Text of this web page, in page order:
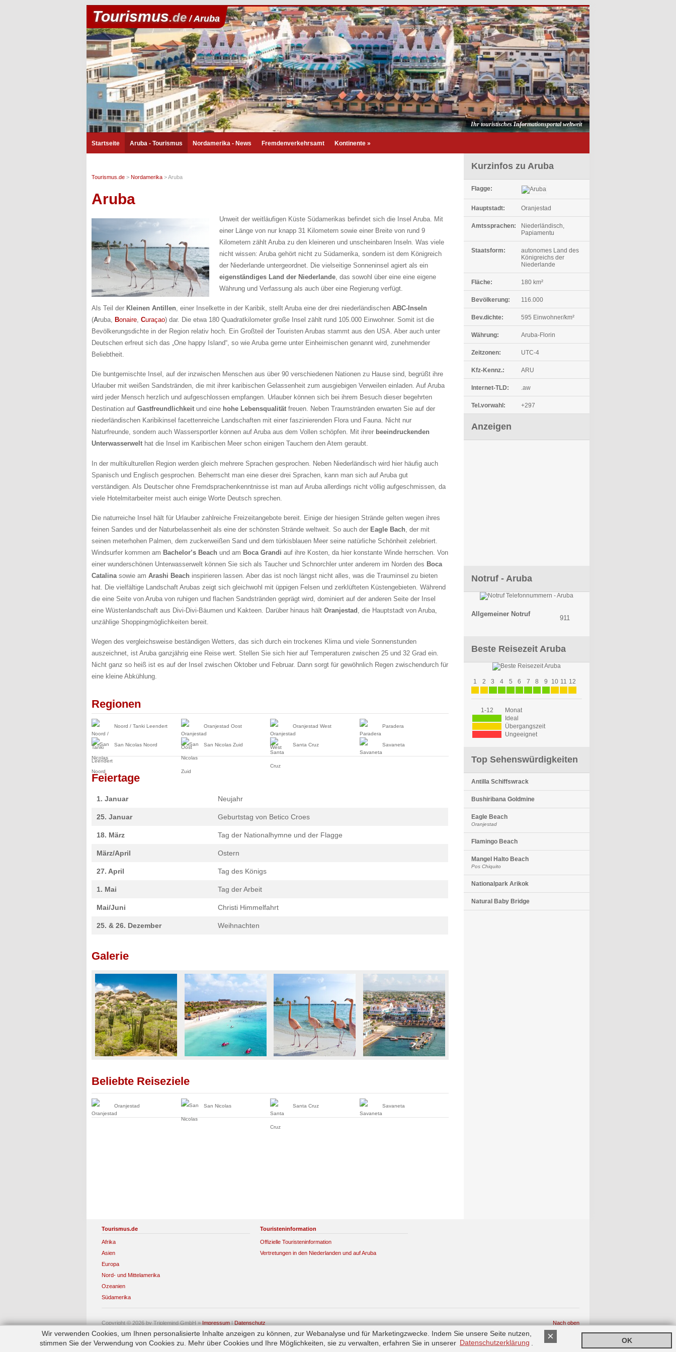
Tourismus.de/ Aruba
Ihr touristisches Informationsportal weltweit
Startseite Aruba - Tourismus Nordamerika - News Fremdenverkehrsamt Kontinente »
Tourismus.de > Nordamerika >Aruba
Aruba
Unweit der weitläufigen Küste Südamerikas befindet sich die Insel Aruba. Mit
einer Länge von nur knapp 31 Kilometern sowie einer Breite von rund 9
Kilometern zählt Aruba zu den kleineren und unscheinbaren Inseln. Was viele
nicht wissen: Aruba gehört nicht zu Südamerika, sondern ist dem Königreich
der Niederlande untergeordnet. Die vielseitige Sonneninsel agiert als ein
eigenständiges Land der Niederlande , das sowohl über eine eine eigene
Währung und Verfassung als auch über eine Regierung verfügt.
Als Teil der Kleinen Antillen, einer Inselkette in der Karibik, stellt Aruba eine der drei niederländischen ABC-Inseln
(Aruba, Bonaire, Curaçao) dar. Die etwa 180 Quadratkilometer große Insel zählt rund 105.000 Einwohner. Somit ist die
Bevölkerungsdichte in der Region relativ hoch. Ein Großteil der Touristen Arubas stammt aus den USA. Aber auch unter
Deutschen erfreut sich das „One happy Island“, so wie Aruba gerne unter Einheimischen genannt wird, zunehmender
Beliebtheit.
Die buntgemischte Insel, auf der inzwischen Menschen aus über 90 verschiedenen Nationen zu Hause sind, begrüßt ihre
Urlauber mit weißen Sandstränden, die mit ihrer karibischen Gelassenheit zum ausgiebigen Verweilen einladen. Auf Aruba
wird jeder Mensch herzlich und aufgeschlossen empfangen. Urlauber können sich bei ihrem Besuch dieser begehrten
Destination auf Gastfreundlichkeit und eine hohe Lebensqualität freuen. Neben Traumstränden erwarten Sie auf der
niederländischen Karibikinsel facettenreiche Landschaften mit einer faszinierenden Flora und Fauna. Nicht nur
Naturfreunde, sondern auch Wassersportler können auf Aruba aus dem Vollen schöpfen. Mit ihrer beeindruckenden
Unterwasserwelt hat die Insel im Karibischen Meer schon einigen Tauchern den Atem geraubt.
In der multikulturellen Region werden gleich mehrere Sprachen gesprochen. Neben Niederländisch wird hier häufig auch
Spanisch und Englisch gesprochen. Beherrscht man eine dieser drei Sprachen, kann man sich auf Aruba gut
verständigen. Als Deutscher ohne Fremdsprachenkenntnisse ist man auf Aruba allerdings nicht völlig aufgeschmissen, da
viele Hotelmitarbeiter meist auch einige Worte Deutsch sprechen.
Die naturreiche Insel hält für Urlauber zahlreiche Freizeitangebote bereit. Einige der hiesigen Strände gelten wegen ihres
feinen Sandes und der Naturbelassenheit als eine der schönsten Strände weltweit. So auch der Eagle Bach , der mit
seinen meterhohen Palmen, dem zuckerweißen Sand und dem türkisblauen Meer seine natürliche Schönheit zelebriert.
Windsurfer kommen am Bachelor’s Beach und am Boca Grandi auf ihre Kosten, da hier konstante Winde herrschen. Von
einer wunderschönen Unterwasserwelt können Sie sich als Taucher und Schnorchler unter anderem im Norden des Boca
Catalina sowie am Arashi Beach inspirieren lassen. Aber das ist noch längst nicht alles, was die Trauminsel zu bieten
hat. Die vielfältige Landschaft Arubas zeigt sich gleichwohl mit üppigen Felsen und zerklüfteten Küstengebieten. Während
die eine Seite von Aruba von ruhigen und flachen Sandstränden geprägt wird, dominiert auf der anderen Seite der Insel
eine Wüstenlandschaft aus Divi-Divi-Bäumen und Kakteen. Darüber hinaus hält Oranjestad
, die Hauptstadt von Aruba,
unzählige Shoppingmöglichkeiten bereit.
Wegen des vergleichsweise beständigen Wetters, das sich durch ein trockenes Klima und viele Sonnenstunden
auszeichnet, ist Aruba ganzjährig eine Reise wert. Stellen Sie sich hier auf Temperaturen zwischen 25 und 32 Grad ein.
Nicht ganz so heiß ist es auf der Insel zwischen Oktober und Februar. Dann sorgt für gewöhnlich Regen zwischendurch für
eine kleine Abkühlung.
Regionen
Noord / Tanki Leendert Oranjestad Oost Oranjestad West Paradera
San Nicolas Noord San Nicolas Zuid Santa Cruz Savaneta
Feiertage
1. Januar Neujahr
25. Januar Geburtstag von Betico Croes
18. März Tag der Nationalhymne und der Flagge
März/April Ostern
27. April Tag des Königs
1. Mai Tag der Arbeit
Mai/Juni Christi Himmelfahrt
25. & 26. Dezember Weihnachten
Galerie
Beliebte Reiseziele
Oranjestad San Nicolas Santa Cruz Savaneta
Kurzinfos zu Aruba
Flagge:
Hauptstadt: Oranjestad
Amtssprachen:
Niederländisch,
Papiamentu
Staatsform:
autonomes Land des
Königreichs der
Niederlande
Fläche: 180 km²
Bevölkerung: 116.000
Bev.dichte: 595 Einwohner/km²
Währung: Aruba-Florin
Zeitzonen: UTC-4
Kfz-Kennz.: ARU
Internet-TLD: .aw
Tel.vorwahl: +297
Anzeigen
Notruf - Aruba
Allgemeiner Notruf
911
Beste Reisezeit Aruba
1 2 3 4 5 6 7 8 9 10 11 12
1-12
Monat
Ideal
Übergangszeit
Ungeeignet
Top Sehenswürdigkeiten
Antilla Schiffswrack
Bushiribana Goldmine
Eagle Beach
Oranjestad
Flamingo Beach
Mangel Halto Beach
Pos Chiquito
Nationalpark Arikok
Natural Baby Bridge
Tourismus.de
Afrika
Asien
Europa
Nord- und Mittelamerika
Ozeanien
Südamerika
Touristeninformation
Offizielle Touristeninformation
Vertretungen in den Niederlanden und auf Aruba
Copyright © 2026 by Triplemind GmbH » Impressum|Datenschutz Nach oben
×
Wir verwenden Cookies, um Ihnen personalisierte Inhalte anzeigen zu können, zur Webanalyse und für Marketingzwecke. Indem Sie unsere Seite nutzen,
stimmen Sie der Verwendung von Cookies zu. Mehr über Cookies und Ihre Möglichkeiten, sie zu verwalten, erfahren Sie in unserer Datenschutzerklärung OK